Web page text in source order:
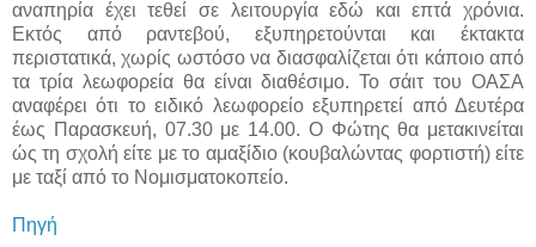
αναπηρία έχει τεθεί σε λειτουργία εδώ και επτά χρόνια.
Εκτός από ραντεβού, εξυπηρετούνται και έκτακτα
περιστατικά, χωρίς ωστόσο να διασφαλίζεται ότι κάποιο από
τα τρία λεωφορεία θα είναι διαθέσιμο. Το σάιτ του ΟΑΣΑ
αναφέρει ότι το ειδικό λεωφορείο εξυπηρετεί από Δευτέρα
έως Παρασκευή, 07.30 με 14.00. Ο Φώτης θα μετακινείται
ώς τη σχολή είτε με το αμαξίδιο (κουβαλώντας φορτιστή) είτε
με ταξί από το Νομισματοκοπείο.
Πηγή